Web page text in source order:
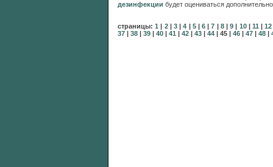
дезинфекции будет оцениваться
страницы:1 | 2 | 3 | 4 | 5 | 6 | 7 | 8 | 9 | 10 | 11 | 12
37 | 38 | 39 | 40 | 41 | 42 | 43 | 44 | 45 | 46 | 47 | 48 |